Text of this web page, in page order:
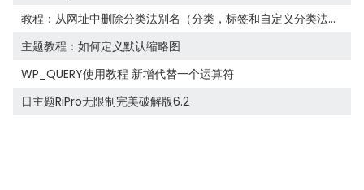
教程：从网址中删除分类法别名（分类，标签和自定义分类法
等）
主题教程：如何定义默认缩略图
WP_QUERY使用教程 新增代替一个运算符
日主题RiPro无限制完美破解版6.2